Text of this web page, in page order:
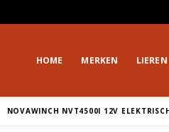
HOME MERKEN LIEREN
NOVAWINCH NVT4500I 12V